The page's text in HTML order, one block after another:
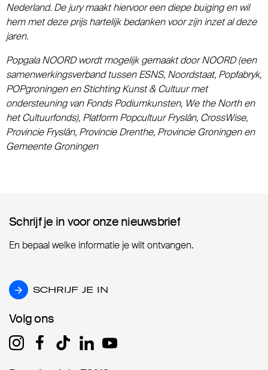
Nederland. De jury maakt hiervoor een diepe buiging en wil
hem met deze prijs hartelijk bedanken voor zijn inzet al deze
jaren.
Popgala NOORD wordt mogelijk gemaakt door NOORD (een
samenwerkingsverband tussen ESNS, Noordstaat, Popfabryk,
POPgroningen en Stichting Kunst & Cultuur met
ondersteuning van Fonds Podiumkunsten, We the North en
het Cultuurfonds), Platform Popcultuur Fryslân, CrossWise,
Provincie Fryslân, Provincie Drenthe, Provincie Groningen en
Gemeente Groningen
Schrijf je in voor onze nieuwsbrief
Schrijf je in voor onze nieuwsbrief
En bepaal welke informatie je wilt ontvangen.
SCHRIJF JE IN
SCHRIJF JE IN
Volg ons
Volg ons